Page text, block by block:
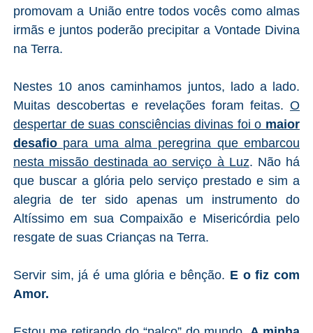
promovam a União entre todos vocês como almas
irmãs e juntos poderão precipitar a Vontade Divina
na Terra.
Nestes 10 anos caminhamos juntos, lado a lado.
Muitas descobertas e revelações foram feitas.O
despertar de suas consciências divinas foi o maior
desafiopara uma alma peregrina que embarcou
nesta missão destinada ao serviço à Luz. Não há
que buscar a glória pelo serviço prestado e sim a
alegria de ter sido apenas um instrumento do
Altíssimo em sua Compaixão e Misericórdia pelo
resgate de suas Crianças na Terra.
Servir sim, já é uma glória e bênção. E o fiz com
Amor.